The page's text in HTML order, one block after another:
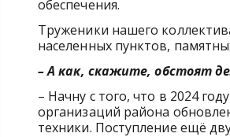
обеспечения.
Труженики нашего
населенных пунктов,
– А как, скажите, обстоят
– Начну с того, что в 2024
организаций района
техники. Поступление ещё